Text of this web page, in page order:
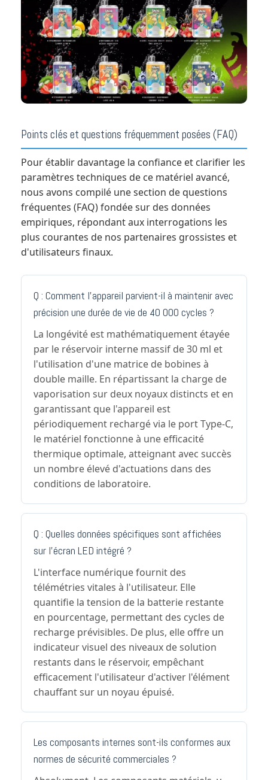
Points clés et questions fréquemment posées (FAQ)
Pour établir davantage la confiance et clarifier les
paramètres techniques de ce matériel avancé,
nous avons compilé une section de questions
fréquentes (FAQ) fondée sur des données
empiriques, répondant aux interrogations les
plus courantes de nos partenaires grossistes et
d'utilisateurs finaux.
Q : Comment l'appareil parvient-il à maintenir avec
précision une durée de vie de 40 000 cycles ?
La longévité est mathématiquement étayée
par le réservoir interne massif de 30 ml et
l'utilisation d'une matrice de bobines à
double maille. En répartissant la charge de
vaporisation sur deux noyaux distincts et en
garantissant que l'appareil est
périodiquement rechargé via le port Type-C,
le matériel fonctionne à une efficacité
thermique optimale, atteignant avec succès
un nombre élevé d'actuations dans des
conditions de laboratoire.
Q : Quelles données spécifiques sont affichées
sur l'écran LED intégré ?
L'interface numérique fournit des
télémétries vitales à l'utilisateur. Elle
quantifie la tension de la batterie restante
en pourcentage, permettant des cycles de
recharge prévisibles. De plus, elle offre un
indicateur visuel des niveaux de solution
restants dans le réservoir, empêchant
efficacement l'utilisateur d'activer l'élément
chauffant sur un noyau épuisé.
Les composants internes sont-ils conformes aux
normes de sécurité commerciales ?